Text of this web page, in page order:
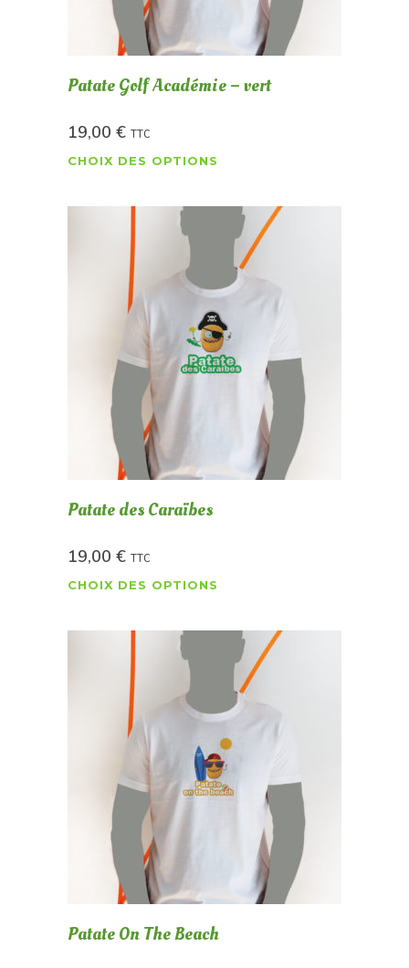
Patate Golf Académie – vert
19,00 € TTC
CHOIX DES OPTIONS
Patate des Caraïbes
19,00 € TTC
CHOIX DES OPTIONS
Patate On The Beach